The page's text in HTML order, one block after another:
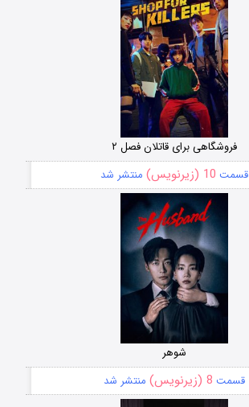
فروشگاهی برای قاتلان فصل ۲
قسمت 10 (زیرنویس) منتشر شد
شوهر
قسمت 8 (زیرنویس) منتشر شد